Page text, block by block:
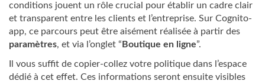
conditions jouent un rôle crucial pour établir un cadre clair
et transparent entre les clients et l’entreprise. Sur Cognito-
app, ce parcours peut être aisément réalisée à partir des
paramètres, et via l’onglet “ Boutique en ligne”.
Il vous suffit de copier-collez votre politique dans l’espace
dédié à cet effet. Ces informations seront ensuite visibles